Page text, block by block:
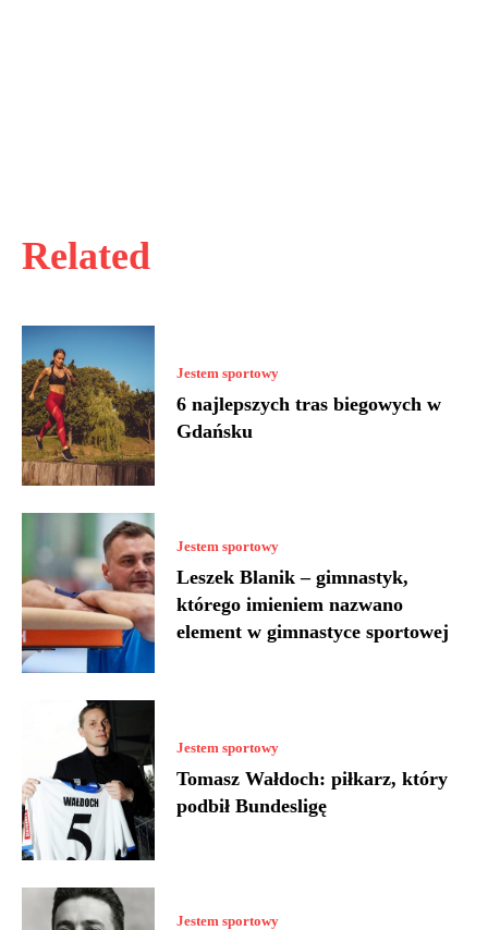
Related
Jestem sportowy
6 najlepszych tras biegowych w
Gdańsku
Jestem sportowy
Leszek Blanik – gimnastyk,
którego imieniem nazwano
element w gimnastyce sportowej
Jestem sportowy
Tomasz Wałdoch: piłkarz, który
podbił Bundesligę
Jestem sportowy